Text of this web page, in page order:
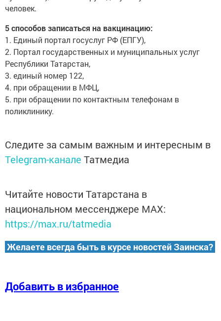
человек.
5 способов записаться на вакцинацию:
1. Единый портал госуслуг РФ (ЕПГУ),
2. Портал государственных и муниципальных услуг
Республики Татарстан,
3. единый номер 122,
4. при обращении в МФЦ,
5. при обращении по контактным телефонам в
поликлинику.
Следите за самым важным и интересным в
Telegram-канале Татмедиа
Читайте новости Татарстана в
национальном мессенджере MАХ:
https://max.ru/tatmedia
Желаете всегда быть в курсе новостей Заинска?
Добавить в избранное